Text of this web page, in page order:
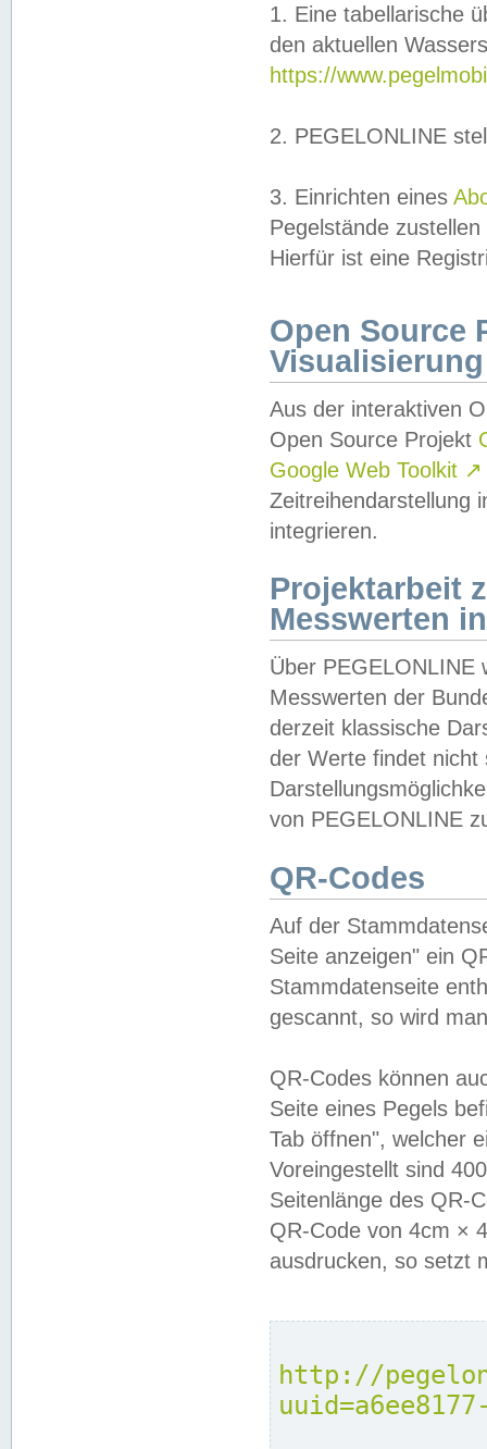
1. Eine tabellarische
den aktuellen
https://
2. PEGELONLINE
3. Einrichten eines
Pegelstände
Hierfür ist eine
Open Source
Visualisierung
Aus der interaktiven
Open Source Projekt
Google Web Toolkit ↗
Zeitreihendarstellung
integrieren.
Projektarbeit
Messwerten
Über PEGELONLINE
Messwerten der
derzeit klassische
der Werte findet
von PEGELONLINE
QR-Codes
Auf der
Seite anzeigen" ein
Stammdatenseite
gescannt, so wird
QR-Codes können
Seite eines Pegels
Tab öffnen", welcher
Voreingestellt sind
Seitenlänge des QR-
QR-Code von 4cm ×
ausdrucken, so setzt
http://